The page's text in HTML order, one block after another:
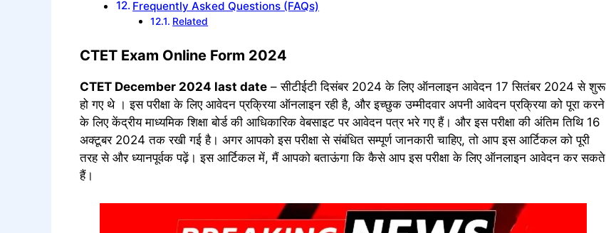
Frequently Asked Questions (FAQs)
Related
CTET Exam Online Form 2024
CTET December 2024 last date – सीटीईटी दिसंबर 2024 के लिए ऑनलाइन आवेदन 17 सितंबर 2024 से शुरू
हो गए थे । इस परीक्षा के लिए आवेदन प्रक्रिया ऑनलाइन रही है, और इच्छुक उम्मीदवार अपनी आवेदन प्रक्रिया को पूरा करने
के लिए केंद्रीय माध्यमिक शिक्षा बोर्ड की आधिकारिक वेबसाइट पर आवेदन पत्र भरे गए हैं। और इस परीक्षा की अंतिम तिथि 16
अक्टूबर 2024 तक रखी गई है। अगर आपको इस परीक्षा से संबंधित सम्पूर्ण जानकारी चाहिए, तो आप इस आर्टिकल को पूरी
तरह से और ध्यानपूर्वक पढ़ें। इस आर्टिकल में, मैं आपको बताऊंगा कि कैसे आप इस परीक्षा के लिए ऑनलाइन आवेदन कर सकते
हैं।